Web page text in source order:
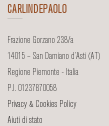
CARLINDEPAOLO
Frazione Gorzano 238/a
14015 – San Damiano d’Asti (AT)
Regione Piemonte - Italia
P.I. 01237870058
Privacy & Cookies Policy
Aiuti di stato